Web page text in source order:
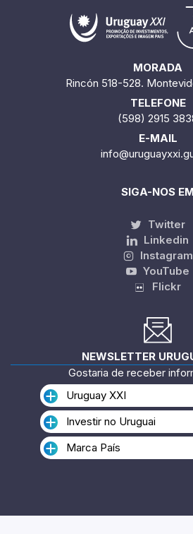
MORADA
Rincón 518-528.
TELEFONE
(598) 2915
E-MAIL
SIGA-NOS EM
Twitter
Linkedin
Instagram
YouTube
Flickr
NEWSLETTER
Gostaria de receber
Uruguay XXI
Investir no Uruguai
Marca País